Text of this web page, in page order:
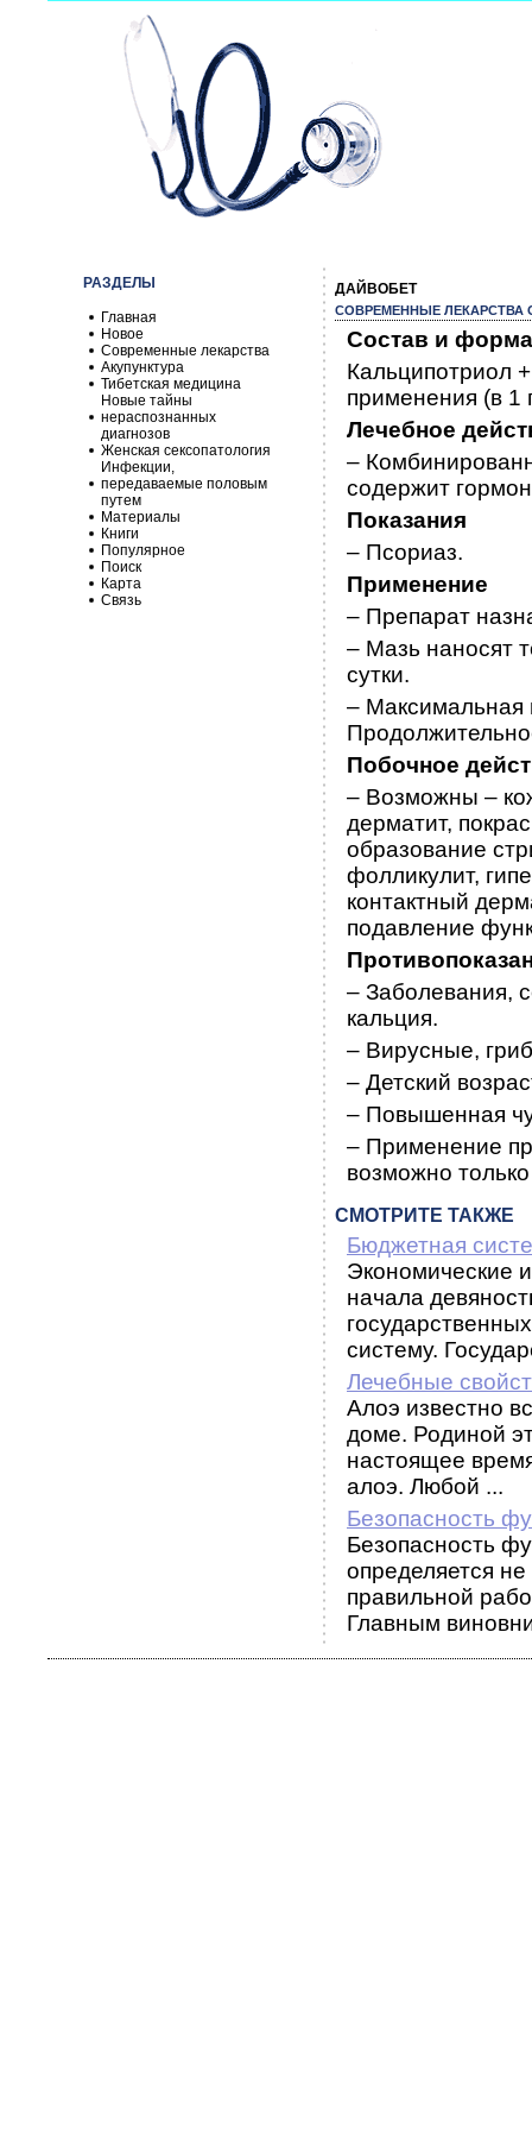
РАЗДЕЛЫ
Главная
Новое
Современные лекарства
Акупунктура
Тибетская медицина
Новые тайны
нераспознанных
диагнозов
Женская сексопатология
Инфекции,
передаваемые половым
путем
Материалы
Книги
Популярное
Поиск
Карта
Связь
ДАЙВОБЕТ
СОВРЕМЕННЫЕ ЛЕКАРСТВА
Состав и
Кальципотриол
применения (в 1
Лечебное
–
содержит
Показания
– Псориаз.
Применение
– Препарат
– Мазь наносят
сутки.
– Максимальная
Побочное
– Возможны –
дерматит,
образование
фолликулит,
контактный
подавление
– Заболевания,
кальция.
– Вирусные,
– Детский
– Повышенная
– Применение
возможно
СМОТРИТЕ ТАКЖЕ
Бюджетная
Экономические
начала
систему.
Лечебные
Алоэ известно
доме. Родиной
настоящее
алоэ. Любой ...
Безопасность
Безопасность
определяется
правильной
Главным